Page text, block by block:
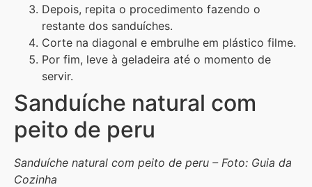
Depois, repita o procedimento fazendo o
restante dos sanduíches.
Corte na diagonal e embrulhe em plástico filme.
Por fim, leve à geladeira até o momento de
servir.
Sanduíche natural com
peito de peru
Sanduíche natural com peito de peru – Foto: Guia da
Cozinha